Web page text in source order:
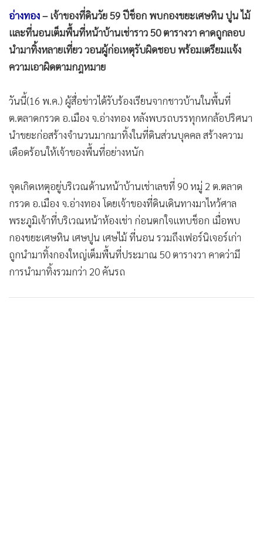
• กีฬา
• ต่างประเทศ
• Special Scoop
• เศรษฐกิจ-ธุรกิจ
•
จีน
ชุมชน-คุณภาพชีวิต
อาชญากรรม
• Motoring
• วิทยาศาสตร์
• SMEs
• หุ้น
• อินโดจีน
• กองทุนรวม
• Celeb Online
อ่างทอง– เจ้าของที่ดินวัย 59 ปีช็อก พบกองขยะเศษหิน ปูน ไม้
และที่นอนเต็มพื้นที่หน้าบ้านเช่าราว 50 ตารางวา คาดถูกลอบ
นำมาทิ้งหลายเที่ยว วอนผู้ก่อเหตุรับผิดชอบ พร้อมเตรียมแจ้ง
ความเอาผิดตามกฎหมาย
วันนี้(16 พ.ค.) ผู้สื่อข่าวได้รับร้องเรียนจากชาวบ้านในพื้นที่
ต.ตลาดกรวด อ.เมือง จ.อ่างทอง หลังพบรถบรรทุกหกล้อปริศนา
นำขยะก่อสร้างจำนวนมากมาทิ้งในที่ดินส่วนบุคคล สร้างความ
เดือดร้อนให้เจ้าของพื้นที่อย่างหนัก
จุดเกิดเหตุอยู่บริเวณด้านหน้าบ้านเช่าเลขที่ 90 หมู่ 2 ต.ตลาด
กรวด อ.เมือง จ.อ่างทอง โดยเจ้าของที่ดินเดินทางมาไหว้ศาล
พระภูมิเจ้าที่บริเวณหน้าห้องเช่า ก่อนตกใจแทบช็อก เมื่อพบ
กองขยะเศษหิน เศษปูน เศษไม้ ที่นอน รวมถึงเฟอร์นิเจอร์เก่า
ถูกนำมาทิ้งกองใหญ่เต็มพื้นที่ประมาณ 50 ตารางวา คาดว่ามี
การนำมาทิ้งรวมกว่า 20 คันรถ